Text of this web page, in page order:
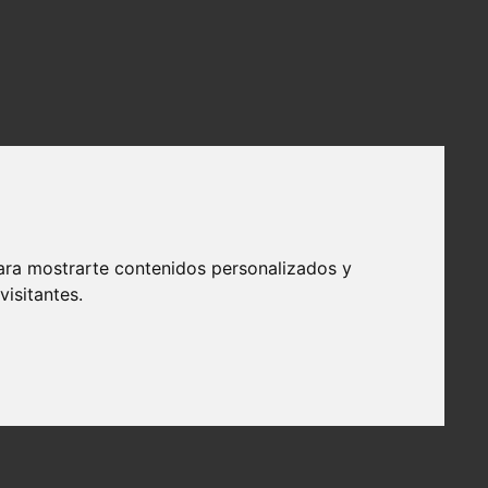
mostrarte contenidos personalizados y